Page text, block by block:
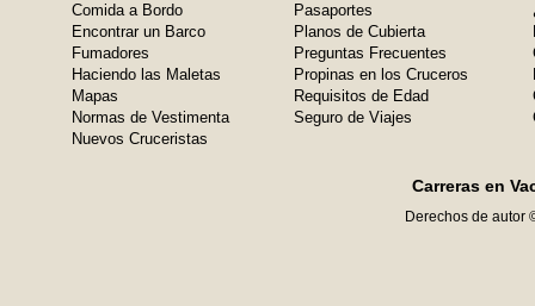
Comida a Bordo
Encontrar un Barco
Fumadores
Haciendo las Maletas
Mapas
Normas de Vestimenta
Nuevos Cruceristas
Pasaportes
Planos de Cubierta
Preguntas Frecuentes
Propinas en los Cruceros
Requisitos de Edad
Seguro de Viajes
Carreras en
Derechos de autor